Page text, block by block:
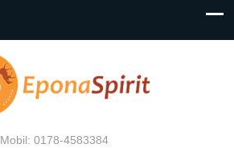
Mobil: 0178-4583384